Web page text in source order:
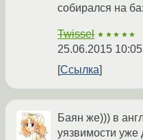
собирался на
Twissel ★★★★★
25.06.2015
Ссылка
Баян же))) в
уязвимости